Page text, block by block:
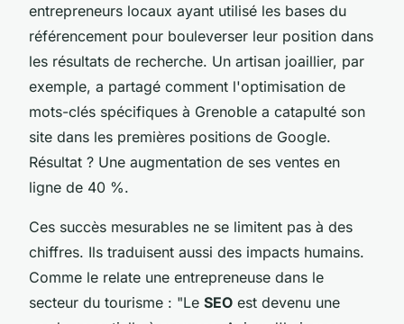
entrepreneurs locaux ayant utilisé les bases du
référencement pour bouleverser leur position dans
les résultats de recherche. Un artisan joaillier, par
exemple, a partagé comment l'optimisation de
mots-clés spécifiques à Grenoble a catapulté son
site dans les premières positions de Google.
Résultat ? Une augmentation de ses ventes en
ligne de 40 %.
Ces succès mesurables ne se limitent pas à des
chiffres. Ils traduisent aussi des impacts humains.
Comme le relate une entrepreneuse dans le
secteur du tourisme : "Le SEO est devenu une